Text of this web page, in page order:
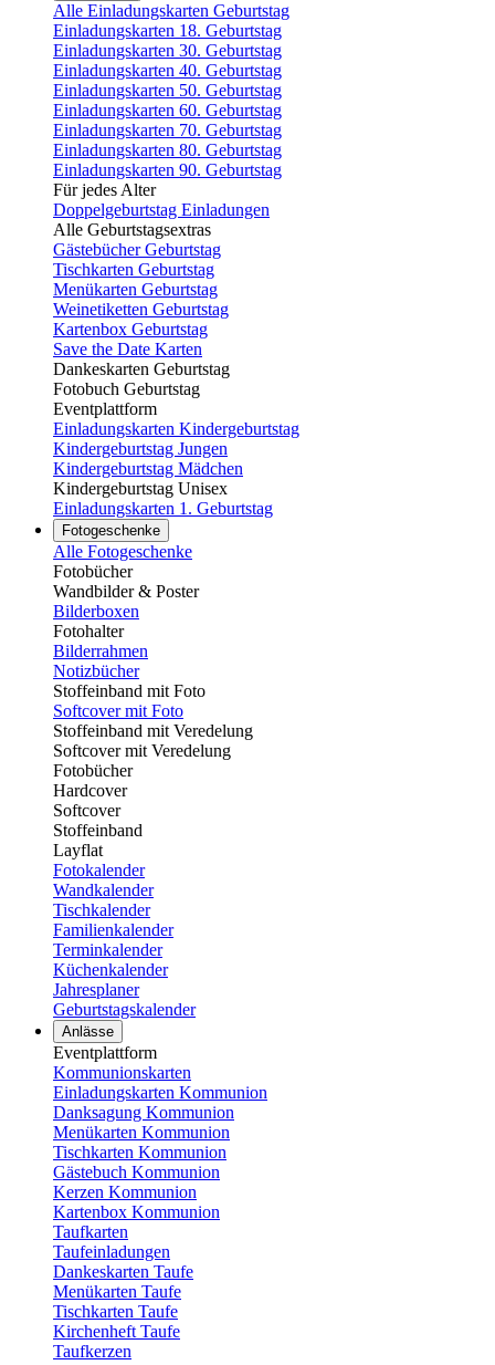
Alle Einladungskarten Geburtstag
Einladungskarten 18. Geburtstag
Einladungskarten 30. Geburtstag
Einladungskarten 40. Geburtstag
Einladungskarten 50. Geburtstag
Einladungskarten 60. Geburtstag
Einladungskarten 70. Geburtstag
Einladungskarten 80. Geburtstag
Einladungskarten 90. Geburtstag
Für jedes Alter
Doppelgeburtstag Einladungen
Alle Geburtstagsextras
Gästebücher Geburtstag
Tischkarten Geburtstag
Menükarten Geburtstag
Weinetiketten Geburtstag
Kartenbox Geburtstag
Save the Date Karten
Dankeskarten Geburtstag
Fotobuch Geburtstag
Eventplattform
Einladungskarten Kindergeburtstag
Kindergeburtstag Jungen
Kindergeburtstag Mädchen
Kindergeburtstag Unisex
Einladungskarten 1. Geburtstag
Fotogeschenke
Alle Fotogeschenke
Fotobücher
Wandbilder & Poster
Bilderboxen
Fotohalter
Bilderrahmen
Notizbücher
Stoffeinband mit Foto
Softcover mit Foto
Stoffeinband mit Veredelung
Softcover mit Veredelung
Fotobücher
Hardcover
Softcover
Stoffeinband
Layflat
Fotokalender
Wandkalender
Tischkalender
Familienkalender
Terminkalender
Küchenkalender
Jahresplaner
Geburtstagskalender
Anlässe
Eventplattform
Kommunionskarten
Einladungskarten Kommunion
Danksagung Kommunion
Menükarten Kommunion
Tischkarten Kommunion
Gästebuch Kommunion
Kerzen Kommunion
Kartenbox Kommunion
Taufkarten
Taufeinladungen
Dankeskarten Taufe
Menükarten Taufe
Tischkarten Taufe
Kirchenheft Taufe
Taufkerzen